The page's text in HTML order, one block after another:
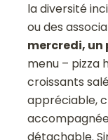
la diversité
ou des
mercredi, un
menu – pizza
croissants
appréciable,